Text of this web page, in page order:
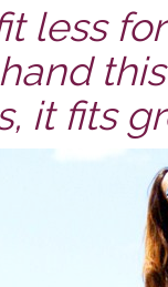
less
it fits